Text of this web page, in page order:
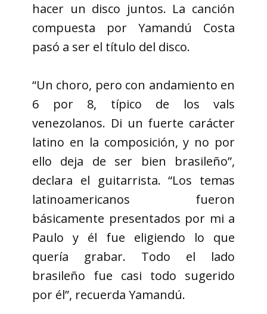
hacer un disco juntos. La canción
compuesta por Yamandú Costa
pasó a ser el título del disco.
“Un choro, pero con andamiento en
6 por 8, típico de los vals
venezolanos. Di un fuerte carácter
latino en la composición, y no por
ello deja de ser bien brasileño”,
declara el guitarrista. “Los temas
latinoamericanos fueron
básicamente presentados por mi a
Paulo y él fue eligiendo lo que
quería grabar. Todo el lado
brasileño fue casi todo sugerido
por él”, recuerda Yamandú.